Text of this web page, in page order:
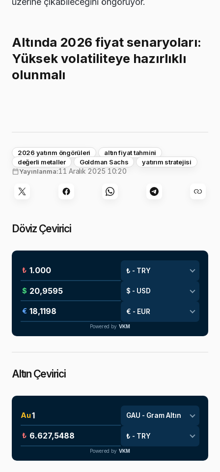
Altında 2026 fiyat senaryoları:
Yüksek volatiliteye hazırlıklı
olunmalı
2026 yatırım öngörüleri
altın fiyat tahmini
değerli metaller
Goldman Sachs
yatırım stratejisi
Yayınlanma:11 Aralık 2025 10:20
Döviz Çevirici
₺
$
€
Powered by VKM
Altın Çevirici
Au
₺
Powered by VKM